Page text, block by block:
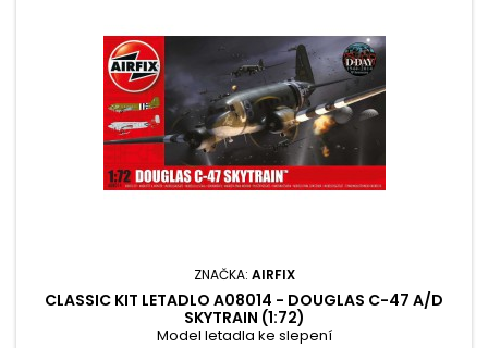
ZNAČKA: AIRFIX
CLASSIC KIT LETADLO A08014 - DOUGLAS C-47 A/D
SKYTRAIN (1:72)
Model letadla ke slepení